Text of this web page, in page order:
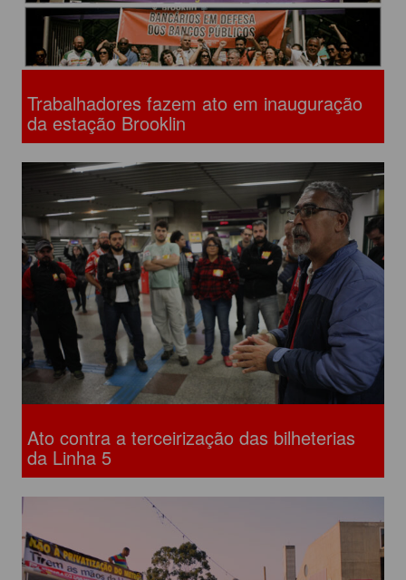
Trabalhadores fazem ato em inauguração
da estação Brooklin
Ato contra a terceirização das bilheterias
da Linha 5